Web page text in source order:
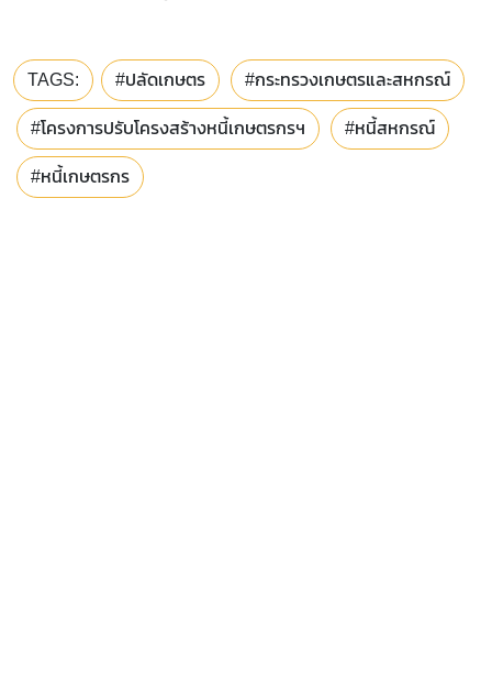
TAGS: #ปลัดเกษตร #กระทรวงเกษตรและสหกรณ์
#โครงการปรับโครงสร้างหนี้เกษตรกรฯ #หนี้สหกรณ์
#หนี้เกษตรกร